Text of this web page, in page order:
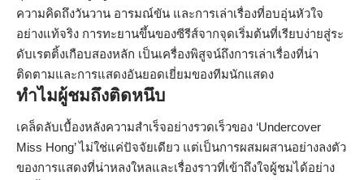
ความคิดถึงวันวาน อารมณ์ขัน และการเล่าเรื่องที่อบอุ่นหัวใจ
อย่างแท้จริง การทะยานขึ้นของซีรีส์จากจุดเริ่มต้นที่เรียบง่ายสู่ระ
ดับเรตติ้งเกือบสองหลัก เป็นเครื่องพิสูจน์ถึงการเล่าเรื่องที่น่า
ติดตามและการแสดงอันยอดเยี่ยมของทีมนักแสดง
ทำไมผู้ชมถึงติดหนึบ
เคล็ดลับเบื้องหลังความสำเร็จอย่างรวดเร็วของ ‘Undercover
Miss Hong’ ไม่ใช่แค่ปัจจัยเดียว แต่เป็นการผสมผสานอย่างลงตัว
ของการแสดงที่น่าหลงใหลและเรื่องราวที่เข้าถึงใจผู้ชมได้อย่าง